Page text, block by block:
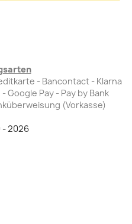
- Bancontact - Klarna
Google Pay - Pay by Bank
(Vorkasse)
2026